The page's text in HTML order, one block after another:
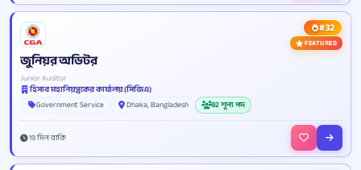
#32
FEATURED
জুনিয়র অডিটর
Junior Auditor
হিসাব মহানিয়ন্ত্রকের কার্যালয় (সিজিএ)
Government Service
Dhaka, Bangladesh 92 শূন্য পদ
19 দিন বাকি